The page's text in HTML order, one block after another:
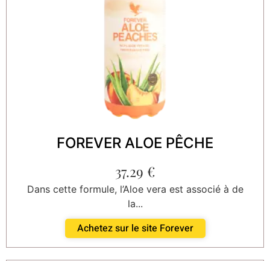
FOREVER ALOE PÊCHE
37.29 €
Dans cette formule, l’Aloe vera est associé à de
la...
Achetez sur le site Forever